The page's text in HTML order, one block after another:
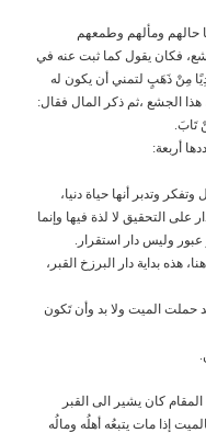
حالهم ومألهم وطمعهم
فكان يقول كما ثبت عنه في
مِنْ ذَهَبٍ لتمني أن يكون له
هذا الجشع ،ثم ذكر المال فقال:
تَابَ.
أربعة:
وتفكر وتدبر أنها حياة دنيا،
على التحقيق لا لذة فيها وإنما
وليس دار استقرار.
هذه بداية دار البرزخ القبر،
حملت الميت ولا بد وأن تَكون
كان يشير الى القبر
إذا مات يتبعُه أهلُه ومالُه